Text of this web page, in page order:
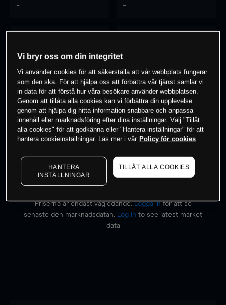
- -
0% av kunderna har en position i detta
instrument
Börja handla
Priserna är endast vägledande.Logga inför att se
senaste den marknadsdatan.
Log in to see latest market
data
Vi bryr oss om din integritet
Vi använder cookies för att säkerställa att vår webbplats fungerar
som den ska. För att hjälpa oss att förbättra vår tjänst samlar vi
in data för att förstå hur våra besökare använder webbplatsen.
Genom att tillåta alla cookies kan vi förbättra din upplevelse
genom att hjälpa dig hitta information snabbare och anpassa
innehåll eller marknadsföring efter dina inställningar. Välj "Tillåt
alla cookies" för att godkänna eller "Hantera inställningar" för att
hantera cookieinställningar. Läs mer i vår Policy för cookies
HANTERA
INSTÄLLNINGAR
TILLÅT ALLA COOKIES